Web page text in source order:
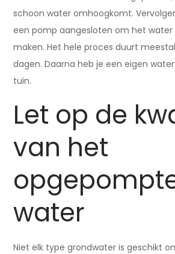
schoon water omhoogkomt.
een pomp aangesloten om het water
maken. Het hele proces duurt
dagen. Daarna heb je een eigen
tuin.
Let op de
van het
water
Niet elk type grondwater is geschikt